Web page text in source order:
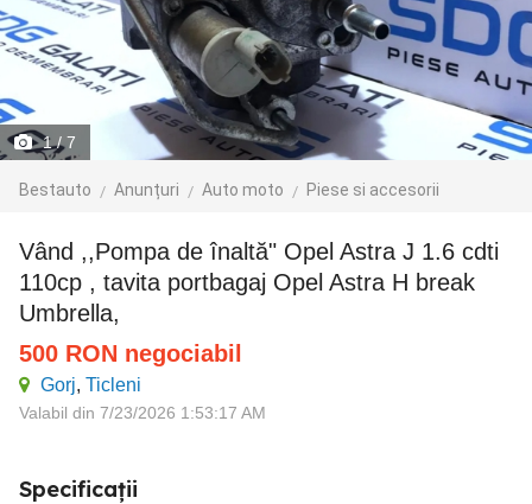
1/ 7
Bestauto Anunțuri Auto moto Piese si accesorii
Vând ,,Pompa de înaltă" Opel Astra J 1.6 cdti
110cp , tavita portbagaj Opel Astra H break
Umbrella,
500 RON negociabil
Gorj, Ticleni
Valabil din 7/23/2026 1:53:17 AM
Specificații